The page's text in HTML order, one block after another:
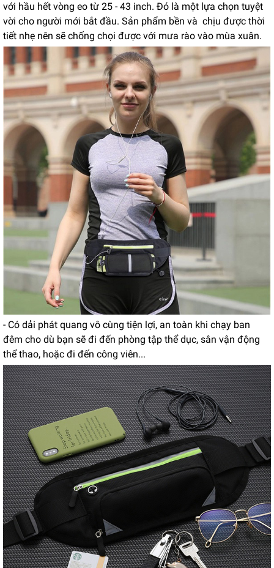
với hầu hết vòng eo từ 25 - 43 inch. Đó là một lựa chọn tuyệt
vời cho người mới bắt đầu. Sản phẩm bền và chịu được thời
tiết nhẹ nên sẽ chống chọi được với mưa rào vào mùa xuân.
- Có dải phát quang vô cùng tiện lợi, an toàn khi chạy ban
đêm cho dù bạn sẽ đi đến phòng tập thể dục, sân vận động
thể thao, hoặc đi đến công viên...